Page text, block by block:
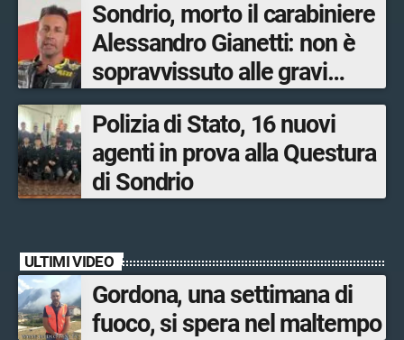
Sondrio, morto il carabiniere
Alessandro Gianetti: non è
sopravvissuto alle gravi
ustioni
Polizia di Stato, 16 nuovi
agenti in prova alla Questura
di Sondrio
ULTIMI VIDEO
Gordona, una settimana di
fuoco, si spera nel maltempo